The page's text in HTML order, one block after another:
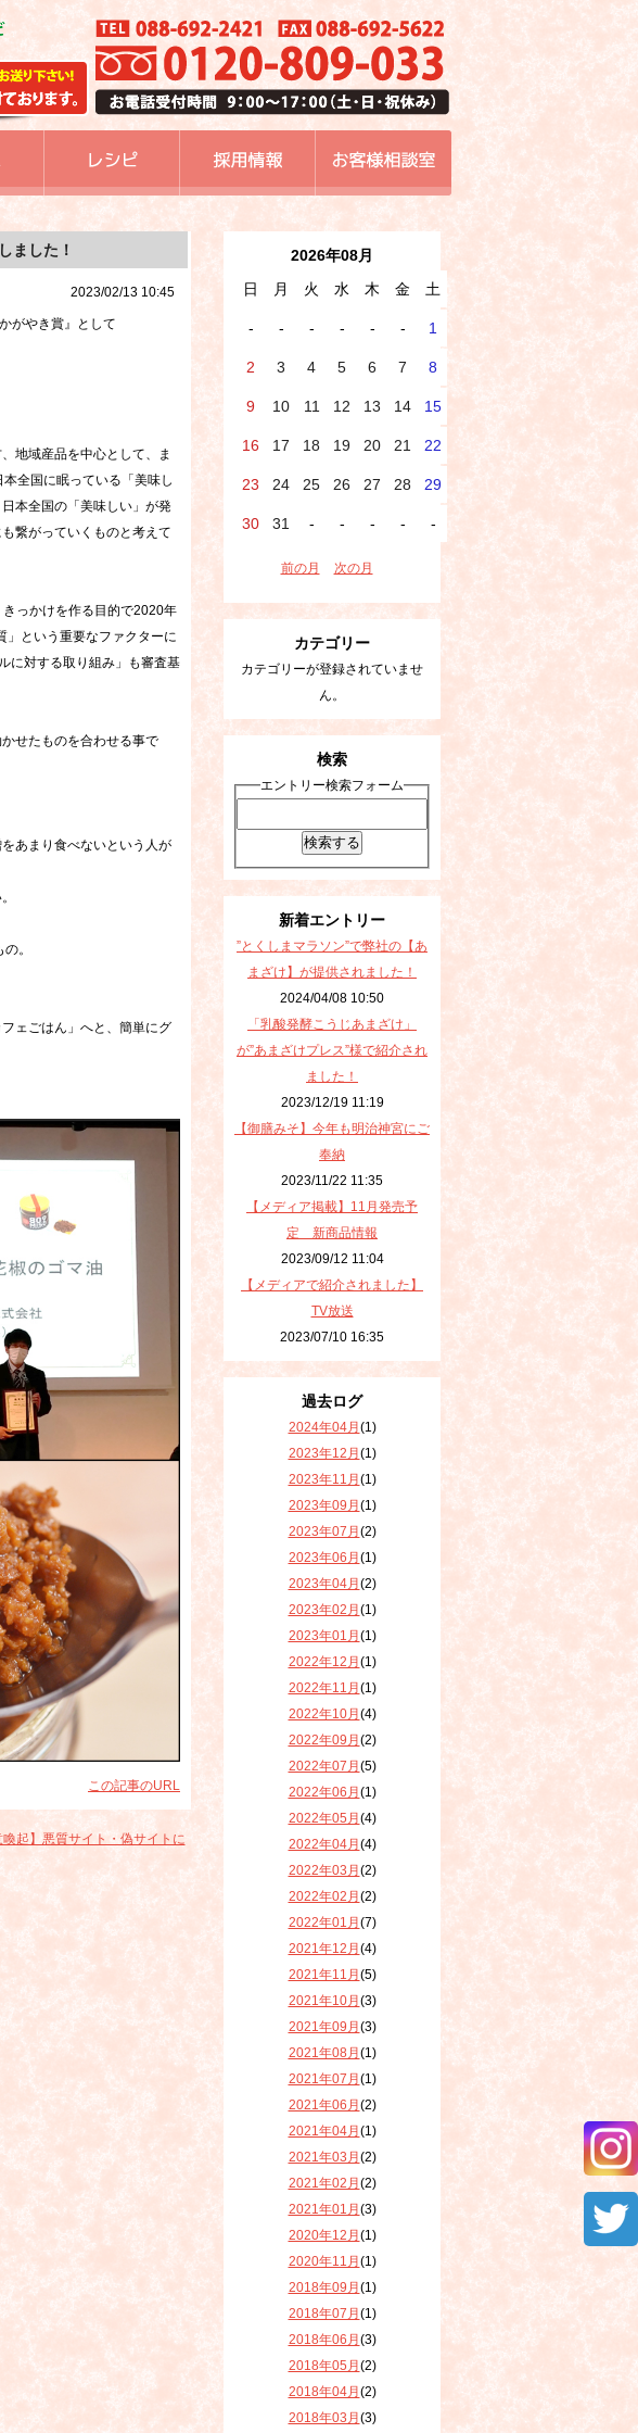
ました！
2023/02/13 10:45
がやき賞』として
地域産品を中心として、ま
全国に眠っている「美味し
本全国の「美味しい」が発
繋がっていくものと考えて
っかけを作る目的で2020年
」という重要なファクターに
に対する取り組み」も審査基
せたものを合わせる事で
あまり食べないという人が
。
ェごはん」へと、簡単にグ
この記事のURL
喚起】悪質サイト・偽サイトに
2026年08月
日
月 火 水 木 金 土
- - - - - - 1
2 3 4 5 6 7 8
9 10 11 12 13 14 15
16 17 18 19 20 21 22
23 24 25 26 27 28 29
30 31 - - - - -
前の月 次の月
カテゴリー
カテゴリーが登録されていませ
ん。
検索
エントリー検索フォーム
新着エントリー
”とくしまマラソン”で弊社の【あ
まざけ】が提供されました！
2024/04/08 10:50
「乳酸発酵こうじあまざけ」
が”あまざけプレス”様で紹介され
ました！
2023/12/19 11:19
【御膳みそ】今年も明治神宮にご
奉納
2023/11/22 11:35
【メディア掲載】11月発売予
定 新商品情報
2023/09/12 11:04
【メディアで紹介されました】
TV放送
2023/07/10 16:35
過去ログ
2024年04月 (1)
2023年12月 (1)
2023年11月 (1)
2023年09月 (1)
2023年07月 (2)
2023年06月 (1)
2023年04月 (2)
2023年02月 (1)
2023年01月 (1)
2022年12月 (1)
2022年11月 (1)
2022年10月 (4)
2022年09月 (2)
2022年07月 (5)
2022年06月 (1)
2022年05月 (4)
2022年04月 (4)
2022年03月 (2)
2022年02月 (2)
2022年01月 (7)
2021年12月 (4)
2021年11月 (5)
2021年10月 (3)
2021年09月 (3)
2021年08月 (1)
2021年07月 (1)
2021年06月 (2)
2021年04月 (1)
2021年03月 (2)
2021年02月 (2)
2021年01月 (3)
2020年12月 (1)
2020年11月 (1)
2018年09月 (1)
2018年07月 (1)
2018年06月 (3)
2018年05月 (2)
2018年04月 (2)
2018年03月 (3)